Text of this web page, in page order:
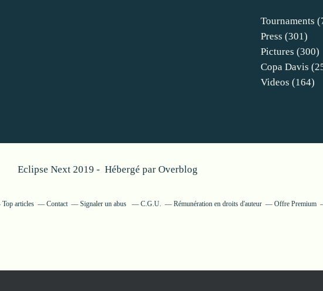
Tournaments
Press (301)
Pictures (300)
Copa Davis
Videos (164)
Eclipse Next 2019 - Hébergé par Overblog
Top articles Contact Signaler un abus C.G.U. Rémunération en droits d'auteur Offre Premium